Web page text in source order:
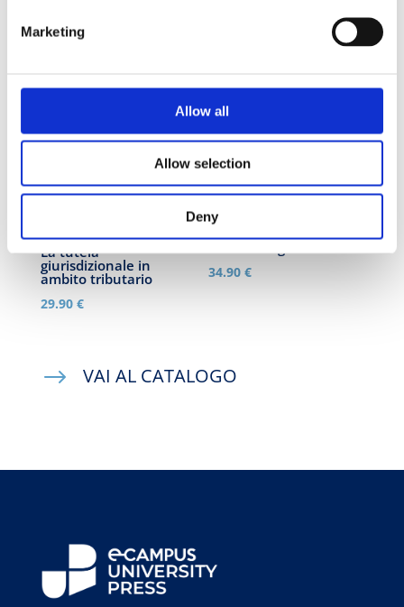
Marketing
Allow all
Allow selection
Deny
La tutela
giurisdizionale in
ambito tributario
29.90 €
34.90€
$ VAI AL CATALOGO